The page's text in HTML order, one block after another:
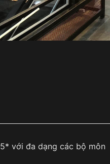
với đa dạng các bộ môn